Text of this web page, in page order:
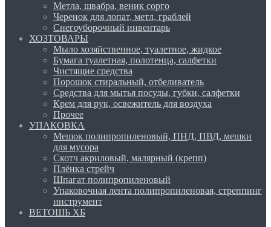
Метла, швабра, веник сорго
Черенок для лопат, метл, граблей
Снегоуборочный инвентарь
ХОЗТОВАРЫ
Мыло хозяйственное, туалетное, жидкое
Бумага туалетная, полотенца, салфетки
Чистящие средства
Порошок стиральный, отбеливатель
Средства для мытья посуды, губки, салфетки
Крем для рук, освежитель для воздуха
Прочее
УПАКОВКА
Мешок полипропиленовый, ПНД, ПВД, мешки
для мусора
Скотч акриловый, малярный (крепп)
Плёнка стрейч
Шпагат полипропиленовый
Упаковочная лента полипропиленовая, стреппинг
инструмент
ВЕТОШЬ ХБ